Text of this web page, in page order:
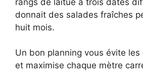
donnait des salades fraîches
huit mois.
Un bon planning vous évite
et maximise chaque mètre